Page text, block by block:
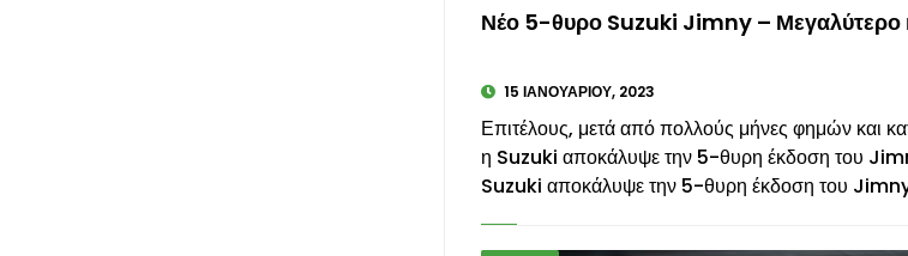
Νέο 5-θυρο Suzuki Jimny – Μεγαλύτερο
15 ΙΑΝΟΥΑΡΊΟΥ, 2023
Επιτέλους, μετά από πολλούς μήνες φημών και
η Suzuki αποκάλυψε την 5-θυρη έκδοση του
Suzuki αποκάλυψε την 5-θυρη έκδοση του